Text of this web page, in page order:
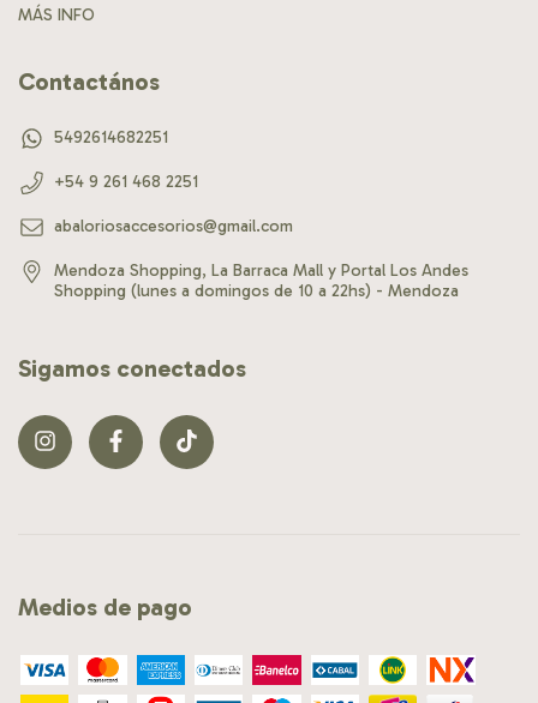
MÁS INFO
Contactános
5492614682251
+54 9 261 468 2251
abaloriosaccesorios@gmail.com
Mendoza Shopping, La Barraca Mall y Portal Los Andes
Shopping (lunes a domingos de 10 a 22hs) - Mendoza
Sigamos conectados
Medios de pago